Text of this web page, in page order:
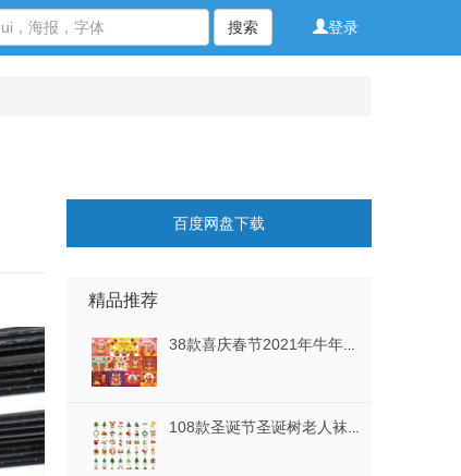
登录
搜索
百度网盘下载
精品推荐